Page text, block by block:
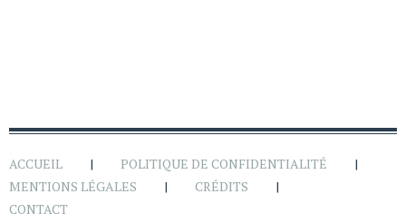
ACCUEIL
POLITIQUE DE CONFIDENTIALITÉ
MENTIONS LÉGALES
CRÉDITS
CONTACT